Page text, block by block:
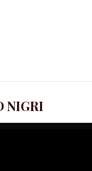
NIGRI